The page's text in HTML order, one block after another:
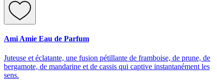
Ami Amie Eau de Parfum
Juteuse et éclatante, une fusion pétillante de framboise, de prune, de
bergamote, de mandarine et de cassis qui captive instantanément les
sens.